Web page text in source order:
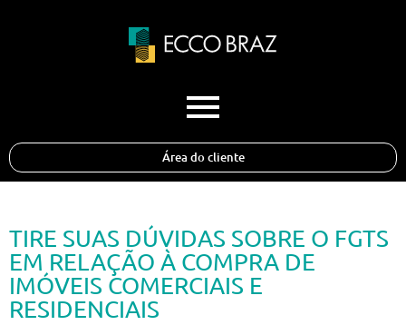
Área do cliente
TIRE SUAS DÚVIDAS SOBRE O FGTS
EM RELAÇÃO À COMPRA DE
IMÓVEIS COMERCIAIS E
RESIDENCIAIS